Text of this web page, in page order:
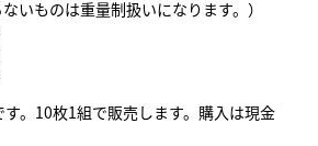
いものは重量制扱いになります。）
。10枚1組で販売します。購入は現金